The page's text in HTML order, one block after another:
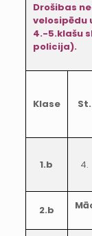
Drošibas
velosipēdu
4.-5.klašu
policija).
Klase St.
1.b 4.
2.b